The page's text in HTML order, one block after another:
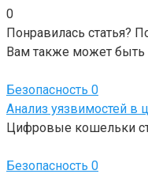
0
Понравилась статья?
Вам также может быть
Безопасность 0
Анализ уязвимостей в
Цифровые кошельки
Безопасность 0